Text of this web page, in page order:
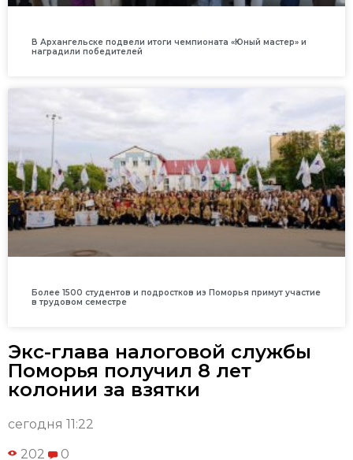
В Архангельске подвели итоги чемпионата «Юный мастер» и
наградили победителей
Более 1500 студентов и подростков из Поморья примут участие
в трудовом семестре
Экс-глава налоговой службы
Поморья получил 8 лет
колонии за взятки
сегодня 11:22
202 0